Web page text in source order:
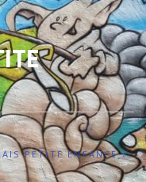
PETITE ENFANCE »